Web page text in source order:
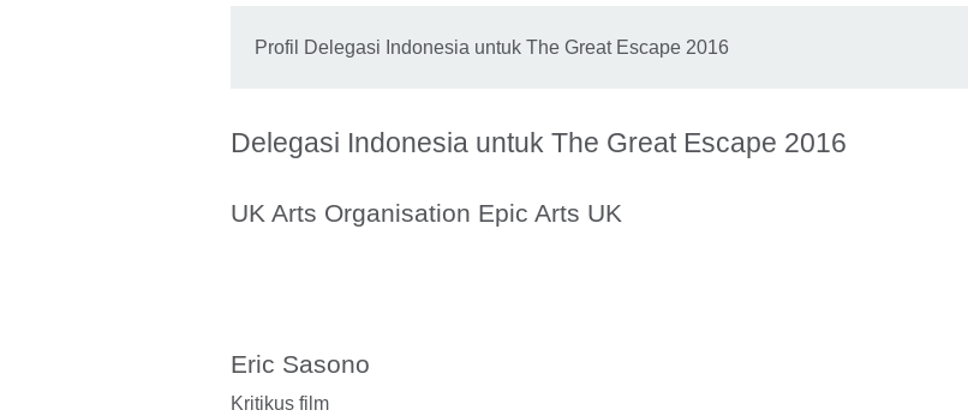
Profil Delegasi Indonesia untuk The Great Escape 2016
Delegasi Indonesia untuk The Great Escape 2016
UK Arts Organisation Epic Arts UK
Eric Sasono
Kritikus film